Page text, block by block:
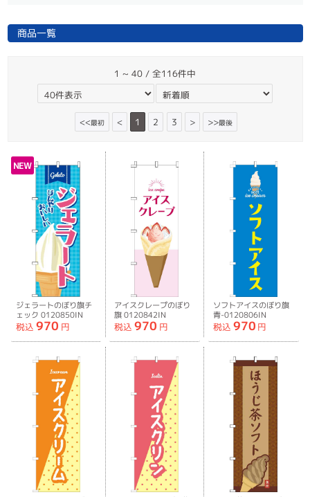
商品一覧
1 ~ 40 / 全116件中
<<最初 < 1 2 3 > >>最後
NEW
ジェラートのぼり旗チ
ェック 0120850IN
税込 970 円
アイスクレープのぼり
旗 0120842IN
税込 970 円
ソフトアイスのぼり旗
青-0120806IN
税込 970 円